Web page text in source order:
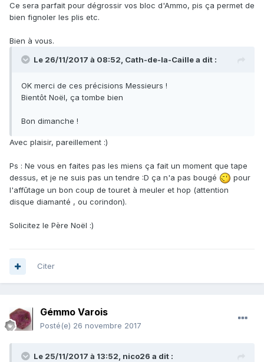
Ce sera parfait pour dégrossir vos bloc d'Ammo, pis ça permet de
bien fignoler les plis etc.
Bien à vous.
Le 26/11/2017 à 08:52, Cath-de-la-Caillea dit :
OK merci de ces précisions Messieurs !
Bientôt Noël, ça tombe bien
Bon dimanche !
Avec plaisir, pareillement :)
Ps : Ne vous en faites pas les miens ça fait un moment que tape
dessus, et je ne suis pas un tendre :D ça n'a pas bougé
pour
l'affûtage un bon coup de touret à meuler et hop (attention
disque diamanté , ou corindon).
Solicitez le Père Noël :)
Citer
Gémmo Varois
Posté(e) 26 novembre 2017
Le 25/11/2017 à 13:52, nico26 a dit :